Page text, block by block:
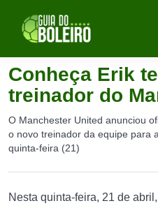
Conheça Erik
treinador do
O Manchester United anunciou
o novo treinador da equipe para
quinta-feira (21)
Nesta quinta-feira, 21 de